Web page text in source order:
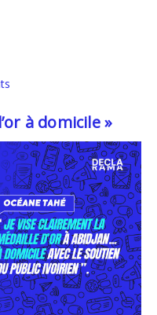
à domicile »